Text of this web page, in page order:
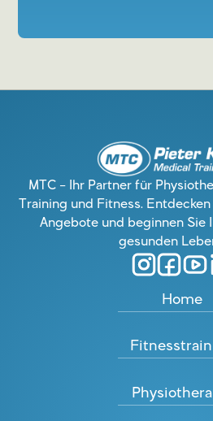
MTC – Ihr Partner für
Training und Fitness.
Angebote und beginnen Sie
gesunden
Home